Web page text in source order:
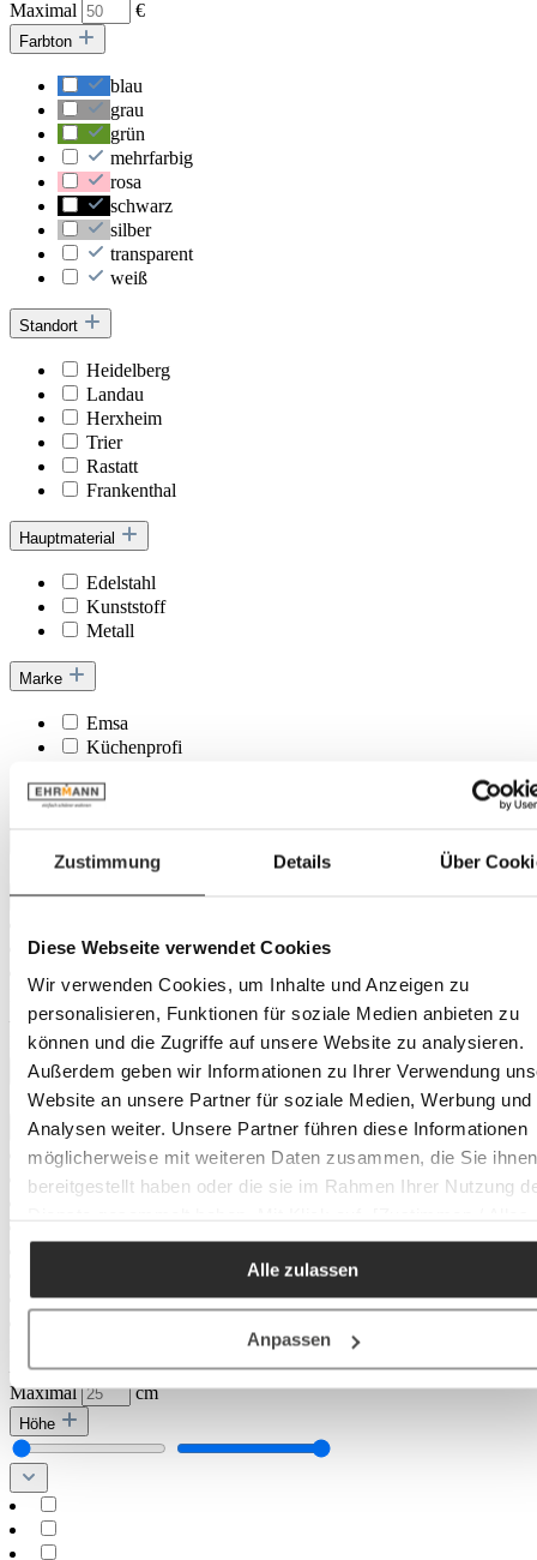
Zustimmung Details Über
Diese Webseite verwendet Cookies
Wir verwenden Cookies, um Inhalte und Anzeigen zu
personalisieren, Funktionen für soziale Medien anbieten zu
können und die Zugriffe auf unsere Website zu analysieren.
Außerdem geben wir Informationen zu Ihrer Verwendung
Website an unsere Partner für soziale Medien, Werbung und
Analysen weiter. Unsere Partner führen diese Informationen
möglicherweise mit weiteren Daten zusammen, die Sie ihnen
bereitgestellt haben oder die sie im Rahmen Ihrer Nutzung
akzeptieren / etc.]“ erteilen Sie Ihre Einwilligung auch in die
Weitergabe über Ihr Verhalten in unserem Shop an unseren
Partner, die shopware AG (Ebbinghoff 10, 48624
Deutschland), die diese Daten Ihnen nicht persönlich
Produktverbesserungen, Marktverhaltensanalysen)
darf.
Alle zulassen
Anpassen
Maximal €
Farbton
blau
grau
grün
mehrfarbig
rosa
schwarz
silber
transparent
weiß
Standort
Heidelberg
Landau
Herxheim
Trier
Rastatt
Frankenthal
Hauptmaterial
Edelstahl
Kunststoff
Metall
Marke
Emsa
Küchenprofi
Stanley
Minimal
cm
Maximal
cm
Breite
Maximal
cm
Höhe